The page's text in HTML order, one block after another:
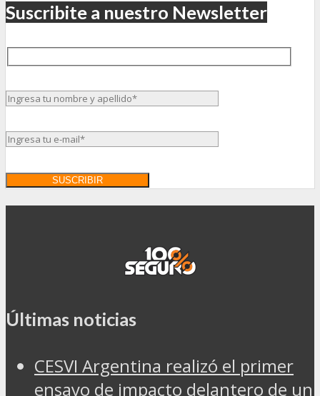
Suscribite a nuestro Newsletter
Últimas noticias
CESVI Argentina realizó el primer
ensayo de impacto delantero de un